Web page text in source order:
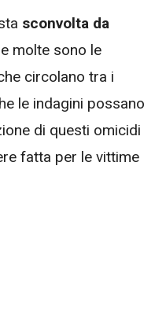
sconvolta da
e molte sono le
circolano tra i
le indagini possano
di questi omicidi
fatta per le vittime